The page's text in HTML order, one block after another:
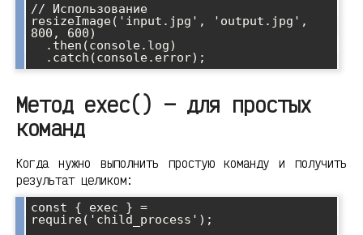
// Использование
resizeImage('input.jpg', 'output.jpg',
800, 600)
Метод exec() — для простых
команд
Когда нужно выполнить простую команду и получить
результат целиком:
const { exec } =
require('child_process');